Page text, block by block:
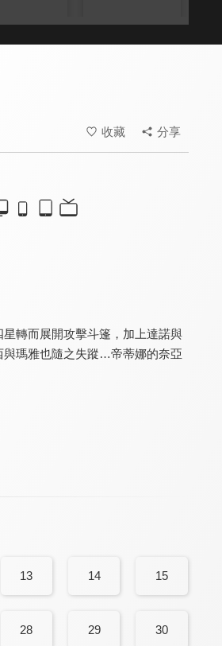
收藏 分享
轉而展開攻擊斗篷，加上達諾與
與瑪雅也隨之失蹤…帝蒂娜的奈亞
13 14 15
28 29 30